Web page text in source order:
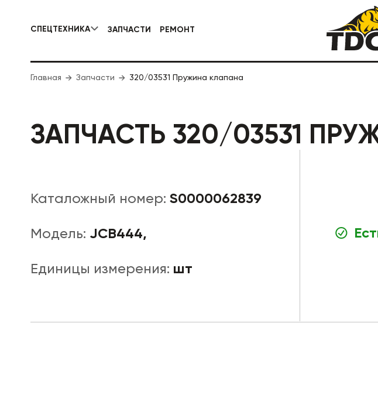
СПЕЦТЕХНИКА
КОММУНАЛЬНАЯ СПЕЦТЕХНИКА ДОРОЖНАЯ СПЕЦТЕХНИКА
ЗАПЧАСТИ РЕМОНТ
Главная Запчасти 320/03531 Пружина клапана
ЗАПЧАСТЬ 320/03531
Каталожный номер: S0000062839
Модель: JCB444,
Единицы измерения: шт